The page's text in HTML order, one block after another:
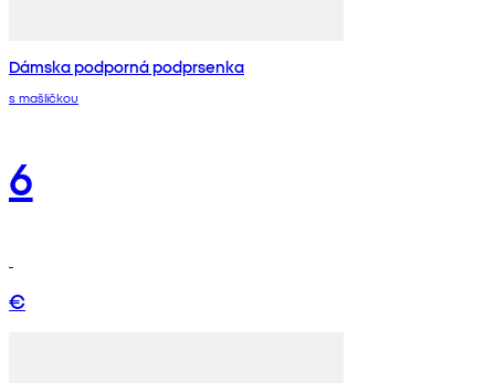
Dámska podporná podprsenka
s mašličkou
6
€